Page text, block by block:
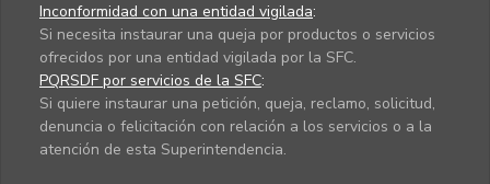
Inconformidad con una entidad vigilada:
Si necesita instaurar una queja por productos o servicios
ofrecidos por una entidad vigilada por la SFC.
PQRSDF por servicios de la SFC:
Si quiere instaurar una petición, queja, reclamo, solicitud,
denuncia o felicitación con relación a los servicios o a la
atención de esta Superintendencia.